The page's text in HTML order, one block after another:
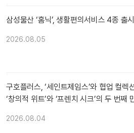
삼성물산 ‘홈닉’, 생활편의서비스 4종 출시
2026.08.05
구호플러스, ‘세인트제임스’와 협업 컬렉
‘창의적 위트’와 ‘프렌치 시크’의 두 번째
2026.08.04